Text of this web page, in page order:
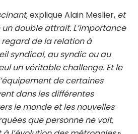
, explique Alain Meslier, et
double attrait. L’importance
de la relation à
syndical, au syndic ou au
un véritable challenge. Et le
de certaines
dans les différentes
le monde et les nouvelles
que personne ne voit,